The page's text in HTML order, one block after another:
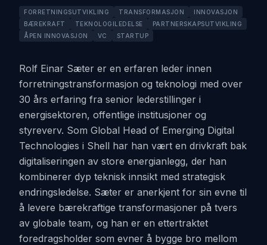
FORRETNINGSUTVIKLING TRANSFORMASJON
INNOVASJON
BÆREKRAFT
TEKNOLOGILEDELSE
PARTNERSKAPSUTVIKLING
ÅPEN INNOVASJON
VC STARTUP
Rolf Einar Sæter er en erfaren leder innen
forretningstransformasjon og teknologi med over
30 års erfaring fra senior lederstillinger i
energisektoren, offentlige institusjoner og
styreverv. Som Global Head of Emerging Digital
Technologies i Shell har han vært en drivkraft bak
digitaliseringen av store energianlegg, der han
kombinerer dyp teknisk innsikt med strategisk
endringsledelse. Sæter er anerkjent for sin evne til
å levere bærekraftige transformasjoner på tvers
av globale team, og han er en ettertraktet
foredragsholder som evner å bygge bro mellom